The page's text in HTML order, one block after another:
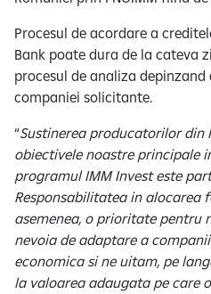
Procesul de acordare a
Bank poate dura de la cateva
procesul de analiza
companiei solicitante.
“Sustinerea producatorilor din
obiectivele noastre principale
programul IMM Invest este
Responsabilitatea in alocarea
asemenea, o prioritate pentru
nevoia de adaptare a
economica si ne uitam, pe
la valoarea adaugata pe care